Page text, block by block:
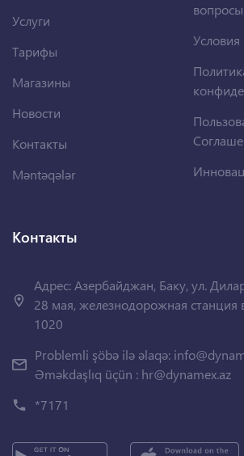
Услуги
Тарифы
Магазины
Новости
Контакты
Məntəqələr
вопросы
Условия
Контакты
Адрес: Азербайджан, Баку, ул.
28 мая, железнодорожная станция
1020
Problemli şöbə ilə əlaqə:
Əməkdaşlıq üçün : hr@dynamex.az
*7171